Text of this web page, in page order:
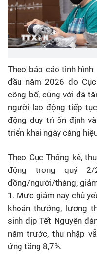
Theo báo cáo tình hình
đầu năm 2026 do
công bố, cùng với đà
người lao động tiếp
động duy trì ổn định
triển khai ngày càng
Theo Cục Thống kê,
động trong quý
đồng/người/tháng,
1. Mức giảm này chủ
khoản thưởng, lương
sinh dịp Tết Nguyên
năm trước, thu nhập
ứng tăng 8,7%.